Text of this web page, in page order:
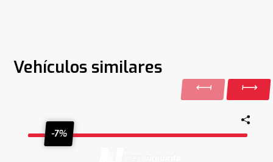
Vehículos similares
-7%